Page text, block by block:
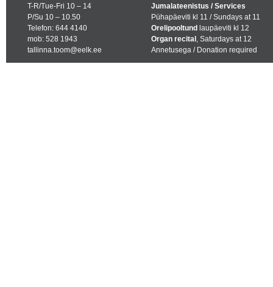
T-R/Tue-Fri 10 – 14
P/Su 10 – 10.50
Telefon: 644 4140
mob: 528 1943
tallinna.toom@eelk.ee
Jumalateenistus / Services
Pühapäeviti kl 11 / Sundays at 11
Orelipooltund laupäeviti kl 12
Organ recital , Saturdays at 12
Annetusega / Donation required